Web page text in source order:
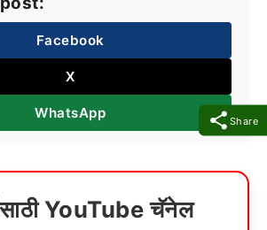
Share
Facebook
X
WhatsApp
YouTube चॅनेल